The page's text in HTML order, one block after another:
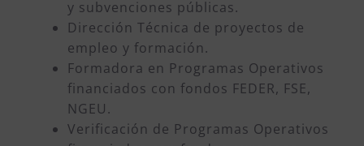
y subvenciones públicas.
Dirección Técnica de proyectos de
empleo y formación.
Formadora en Programas Operativos
financiados con fondos FEDER, FSE,
NGEU.
Verificación de Programas Operativos